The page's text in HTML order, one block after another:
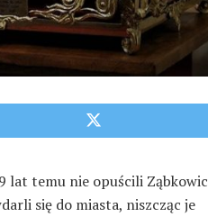
lat temu nie opuścili Ząbkowic
się do miasta, niszcząc je